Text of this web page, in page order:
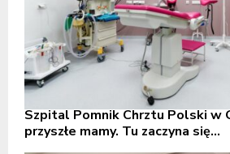
Szpital Pomnik Chrztu Polski w
przyszłe mamy. Tu zaczyna się...